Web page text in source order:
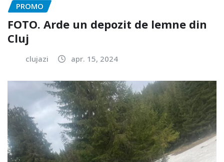
PROMO
FOTO. Arde un depozit de lemne din
Cluj
clujazi apr. 15, 2024